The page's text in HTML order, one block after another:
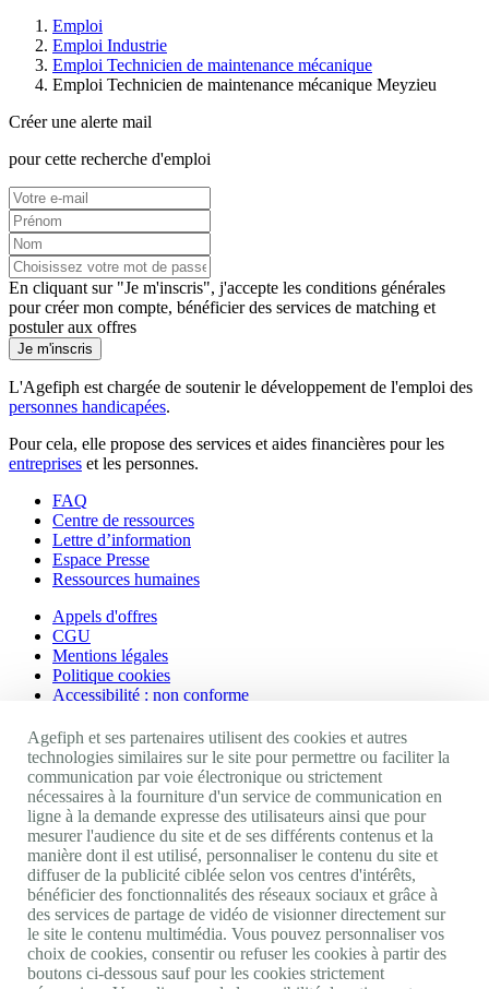
Emploi
Emploi Industrie
Emploi Technicien de maintenance mécanique
Emploi Technicien de maintenance mécanique Meyzieu
Créer une alerte mail
pour cette recherche d'emploi
En cliquant sur "Je m'inscris", j'accepte les conditions générales
pour créer mon compte, bénéficier des services de matching et
postuler aux offres
Je m'inscris
L'Agefiph est chargée de soutenir le développement de l'emploi des
personnes handicapées.
Pour cela, elle propose des services et aides financières pour les
entreprises et les personnes.
FAQ
Centre de ressources
Lettre d’information
Espace Presse
Ressources humaines
Appels d'offres
CGU
Mentions légales
Politique cookies
Accessibilité : non conforme
Nos autres sites
Site portail Agefiph
Activateur de progrès
Handinnov
Innovation et recherche
Université du RRH
Service AppuiPro
Nous suivre
Youtube
Agefiph et ses partenaires utilisent des cookies et autres
technologies similaires sur le site pour permettre ou faciliter la
communication par voie électronique ou strictement
nécessaires à la fourniture d'un service de communication en
ligne à la demande expresse des utilisateurs ainsi que pour
mesurer l'audience du site et de ses différents contenus et la
manière dont il est utilisé, personnaliser le contenu du site et
diffuser de la publicité ciblée selon vos centres d'intérêts,
bénéficier des fonctionnalités des réseaux sociaux et grâce à
des services de partage de vidéo de visionner directement sur
le site le contenu multimédia. Vous pouvez personnaliser vos
choix de cookies, consentir ou refuser les cookies à partir des
boutons ci-dessous sauf pour les cookies strictement